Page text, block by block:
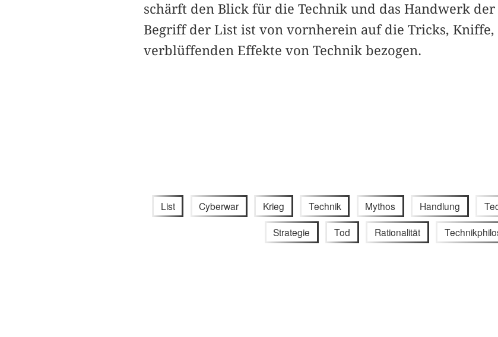
schärft den Blick für die Technik und das Handwerk
Begriff der List ist von vornherein auf die Tricks, Kniffe,
verblüffenden Effekte von Technik bezogen.
List Cyberwar Krieg Technik Mythos Handlung
Strategie Tod Rationalität